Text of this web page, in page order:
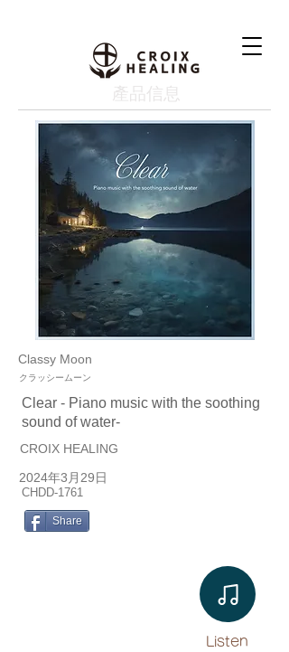
產品信息
Classy Moon
クラッシームーン
Clear - Piano music with the soothing
sound of water-
CROIX HEALING
2024年3月29日
CHDD-1761
Share
Listen​